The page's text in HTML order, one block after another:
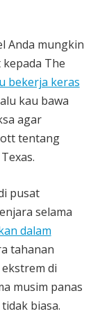
Anda mungkin
The
bekerja keras
kau bawa
agar
tentang
pusat
selama
dalam
tahanan
di
musim panas
biasa.